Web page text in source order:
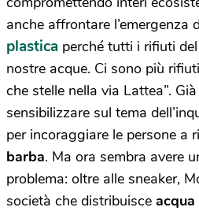
anche affrontare l’emergenza
plastica perché tutti i rifiuti
nostre acque. Ci sono più
che stelle nella via Lattea”.
sensibilizzare sul tema
per incoraggiare le persone a
barba. Ma ora sembra avere
problema: oltre alle sneaker,
società che distribuisce